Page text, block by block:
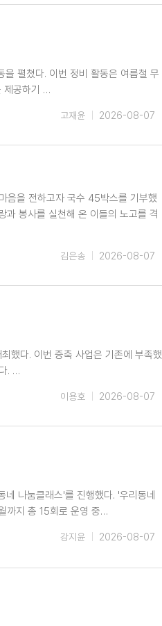
펼쳤다. 이번 정비 활동은 여름철 무
제공하기 …
2026-08-07
고재윤
음을 전하고자 국수 45박스를 기부했
과 봉사를 실천해 온 이들의 노고를 격
2026-08-07
김은송
했다. 이번 증축 사업은 기존에 부족했
. …
2026-08-07
이용호
나눔클래스'를 진행했다. '우리동네
까지 총 15회로 운영 중…
2026-08-07
강지윤